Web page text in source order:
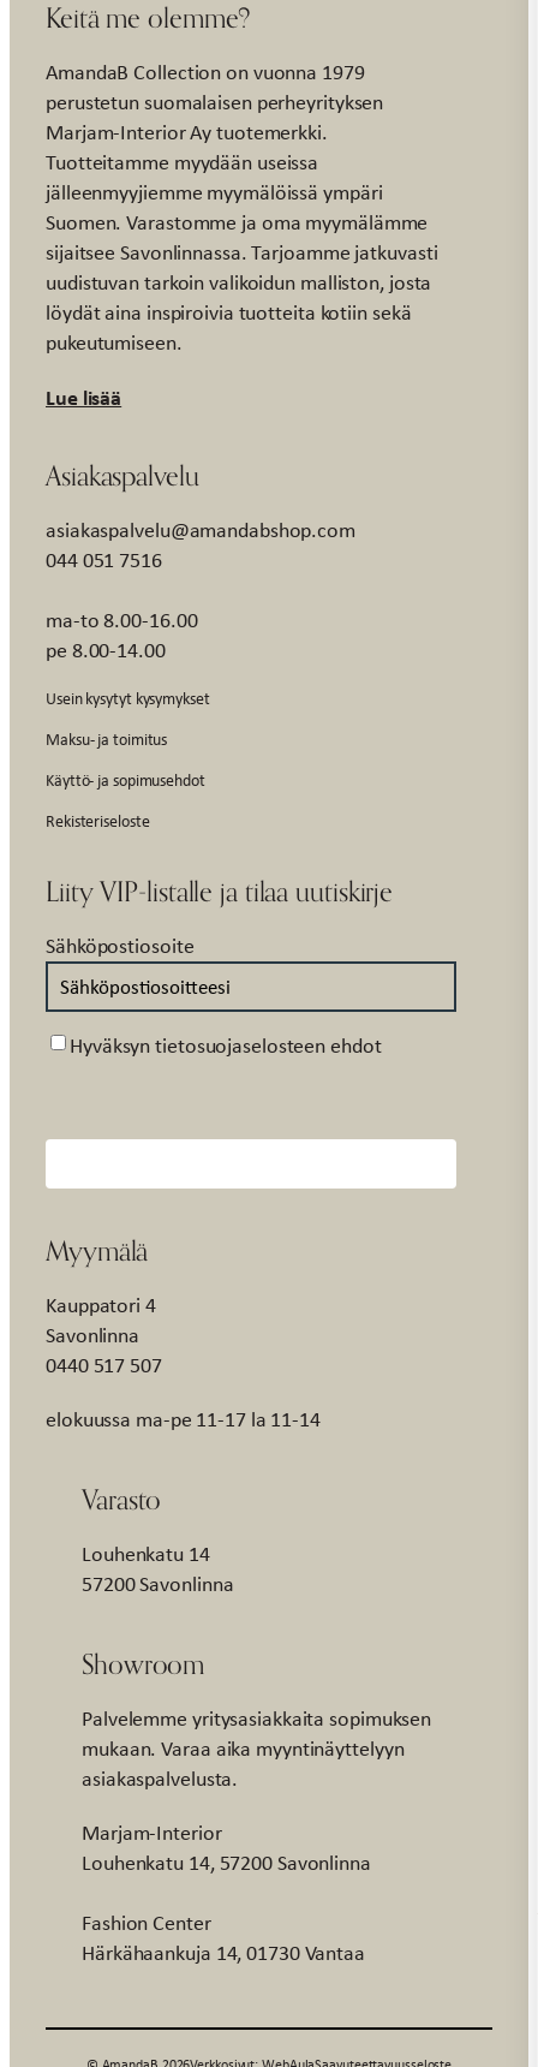
Keitä me olemme?
AmandaB Collection on vuonna 1979
perustetun suomalaisen perheyrityksen
Marjam-Interior Ay tuotemerkki.
Tuotteitamme myydään useissa
jälleenmyyjiemme myymälöissä ympäri
Suomen. Varastomme ja oma myymälämme
sijaitsee Savonlinnassa. Tarjoamme jatkuvasti
uudistuvan tarkoin valikoidun malliston, josta
löydät aina inspiroivia tuotteita kotiin sekä
pukeutumiseen.
Lue lisää
Asiakaspalvelu
asiakaspalvelu@amandabshop.com
044 051 7516
ma-to 8.00-16.00
pe 8.00-14.00
Usein kysytyt kysymykset
Maksu- ja toimitus
Käyttö- ja sopimusehdot
Rekisteriseloste
Liity VIP-listalle ja tilaa uutiskirje
Sähköpostiosoite
Suostumus
Hyväksyn tietosuojaselosteen ehdot
Myymälä
Kauppatori 4
Savonlinna
0440 517 507
elokuussa ma-pe 11-17 la 11-14
Varasto
Louhenkatu 14
57200 Savonlinna
Showroom
Palvelemme yritysasiakkaita sopimuksen
mukaan. Varaa aika myyntinäyttelyyn
asiakaspalvelusta.
Marjam-Interior
Louhenkatu 14, 57200 Savonlinna
Fashion Center
Härkähaankuja 14, 01730 Vantaa